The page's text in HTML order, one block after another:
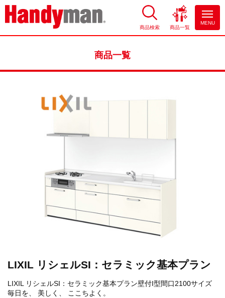
お風呂やキッチンのリフォーム
商品検索 商品一覧
MENU
商品一覧
LIXIL リシェルSI：セラミック基本プラン
LIXIL リシェルSI：セラミック基本プラン壁付I型間口2100サイズ
毎日を、 美しく、 ここちよく。